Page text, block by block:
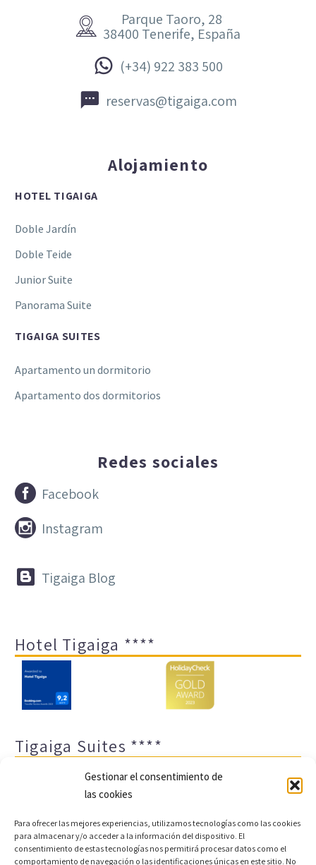
Gestionar el consentimiento de
las cookies
Para ofrecer las mejores experiencias, utilizamos tecnologías como las cookies
para almacenar y/o acceder a la información del dispositivo. El
consentimiento de estas tecnologías nos permitirá procesar datos como el
comportamiento de navegación o las identificaciones únicas en este sitio. No


Parque Taoro, 28
38400 Tenerife, España

 (+34) 922 383 500

 reservas@tigaiga.com
Alojamiento
HOTEL TIGAIGA
Doble Jardín
Doble Teide
Junior Suite
Panorama Suite
TIGAIGA SUITES
Apartamento un dormitorio
Apartamento dos dormitorios
Redes sociales

 Facebook

 Instagram

 Tigaiga Blog
Hotel Tigaiga ****
Tigaiga Suites ****